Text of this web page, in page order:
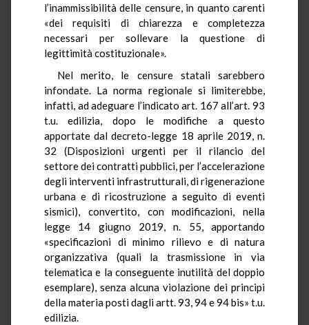
l’inammissibilità delle censure, in quanto carenti
«dei requisiti di chiarezza e completezza
necessari per sollevare la questione di
legittimità costituzionale».
Nel merito, le censure statali sarebbero
infondate. La norma regionale si limiterebbe,
infatti, ad adeguare l’indicato art. 167 all’art. 93
t.u. edilizia, dopo le modifiche a questo
apportate dal decreto-legge 18 aprile 2019, n.
32 (Disposizioni urgenti per il rilancio del
settore dei contratti pubblici, per l’accelerazione
degli interventi infrastrutturali, di rigenerazione
urbana e di ricostruzione a seguito di eventi
sismici), convertito, con modificazioni, nella
legge 14 giugno 2019, n. 55, apportando
«specificazioni di minimo rilievo e di natura
organizzativa (quali la trasmissione in via
telematica e la conseguente inutilità del doppio
esemplare), senza alcuna violazione dei principi
della materia posti dagli artt. 93, 94 e 94 bis» t.u.
edilizia.